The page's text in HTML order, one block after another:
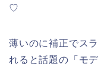
♡
薄いのに補正でス
れると話題の「モ